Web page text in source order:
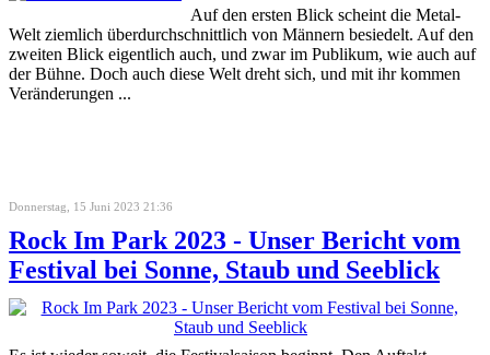
Auf den ersten Blick scheint die Metal-
Welt ziemlich überdurchschnittlich von Männern besiedelt. Auf den
zweiten Blick eigentlich auch, und zwar im Publikum, wie auch auf
der Bühne. Doch auch diese Welt dreht sich, und mit ihr kommen
Veränderungen ...
Donnerstag, 15 Juni 2023 21:36
Rock Im Park 2023 - Unser Bericht vom
Festival bei Sonne, Staub und Seeblick